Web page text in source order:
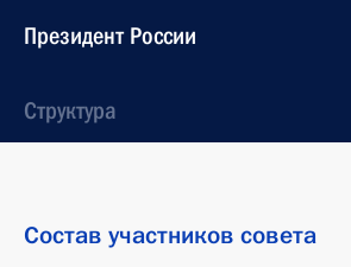
Президент России
Структура
Состав участников совета